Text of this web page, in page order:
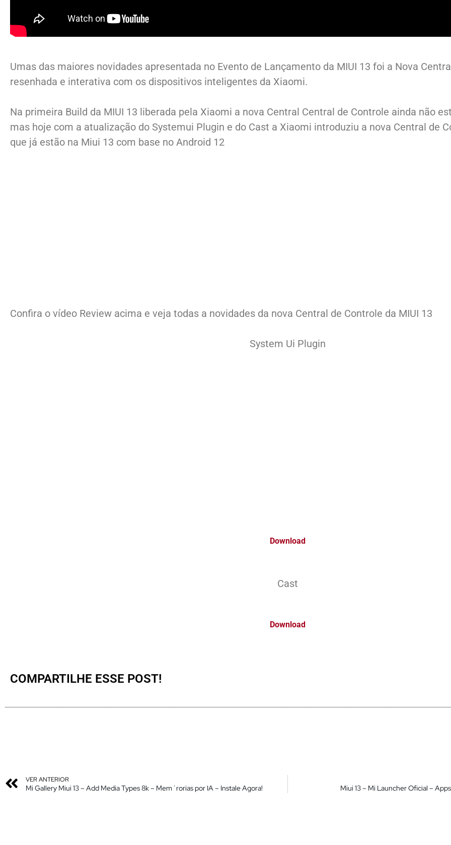
Umas das maiores novidades apresentada no Evento de Lançamento da MIUI 13 foi a Nova
resenhada e interativa com os dispositivos inteligentes da Xiaomi.
Na primeira Build da MIUI 13 liberada pela Xiaomi a nova Central Central de Controle ainda não
mas hoje com a atualização do Systemui Plugin e do Cast a Xiaomi introduziu a nova Central de
que já estão na Miui 13 com base no Android 12
Confira o vídeo Review acima e veja todas a novidades da nova Central de Controle da MIUI 13
System Ui Plugin
Download
Cast
Download
COMPARTILHE ESSE POST!
VER ANTERIOR
Mi Gallery Miui 13 – Add Media Types 8k – Mem´rorias por IA – Instale Agora! Miui 13 – Mi Launcher Oficial –